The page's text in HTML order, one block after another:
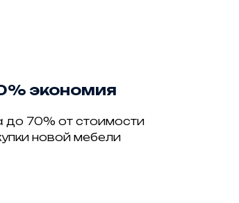
экономия
до 70% от стоимости
новой мебели